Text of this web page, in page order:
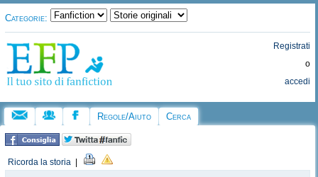
Categorie:
Registrati
o
accedi
Regole/Aiuto Cerca
Ricorda la storia